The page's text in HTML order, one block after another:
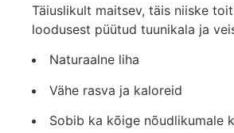
Täiuslikult maitsev, täis niiske
loodusest püütud tuunikala ja
Naturaalne liha
Vähe rasva ja kaloreid
Sobib ka kõige nõudlikumale